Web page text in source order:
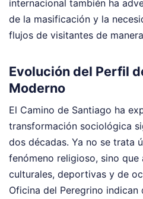
internacional también ha
de la masificación y la
flujos de visitantes de
Evolución del Perfil
Moderno
El Camino de Santiago ha
transformación sociológica
dos décadas. Ya no se trata
fenómeno religioso, sino
culturales, deportivas y de
Oficina del Peregrino indican